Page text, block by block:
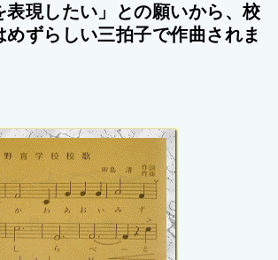
表現したい」との願いから、校
めずらしい三拍子で作曲されま